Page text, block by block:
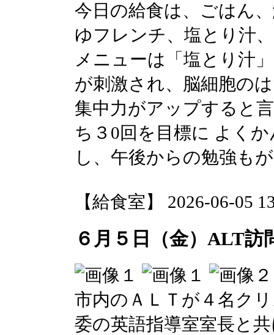
今日の給食は、ごはん
ゆフレンチ、塩とり汁
メニューは「塩とり汁
が刺激され、脳細胞の
集中力がアップすると
ち３0回を目標に よく
し、午後からの勉強も
【給食室】 2026-06-05
６月５日（金）ALT訪
市内のＡＬＴが４名ク
委の英語指導室室長と